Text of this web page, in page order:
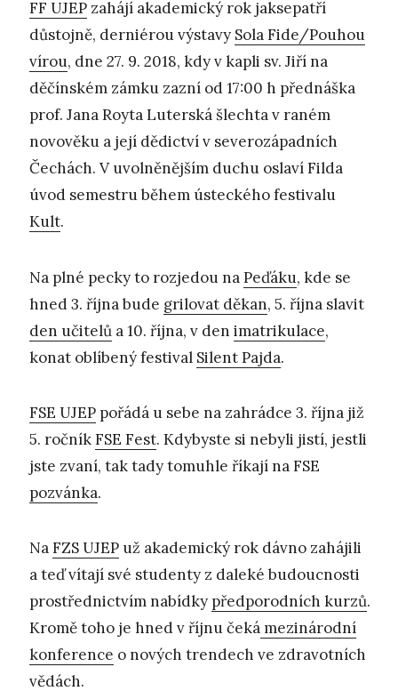
FF UJEP zahájí akademický rok jaksepatří
důstojně, derniérou výstavy Sola Fide/Pouhou
vírou, dne 27. 9. 2018, kdy v kapli sv. Jiří na
děčínském zámku zazní od 17:00 h přednáška
prof. Jana Royta Luterská šlechta v raném
novověku a její dědictví v severozápadních
Čechách. V uvolněnějším duchu oslaví Filda
úvod semestru během ústeckého festivalu
Kult.
Na plné pecky to rozjedou naPeďáku, kde se
hned 3. října bude grilovat děkan, 5. října slavit
den učitelů a 10. října, v den imatrikulace,
konat oblíbený festival Silent Pajda.
FSE UJEP pořádá u sebe na zahrádce 3. října již
5. ročníkFSE Fest. Kdybyste si nebyli jistí, jestli
jste zvaní, tak tady tomuhle říkají na FSE
pozvánka.
NaFZS UJEP už akademický rok dávno zahájili
a teď vítají své studenty z daleké budoucnosti
prostřednictvím nabídky předporodních kurzů.
Kromě toho je hned v říjnu čekámezinárodní
konference o nových trendech ve zdravotních
vědách.